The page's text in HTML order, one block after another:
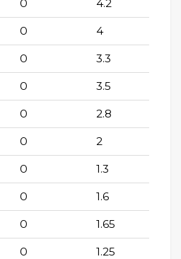
0 4.2
0 4
0 3.3
0 3.5
0 2.8
0 2
0 1.3
0 1.6
0 1.65
0 1.25